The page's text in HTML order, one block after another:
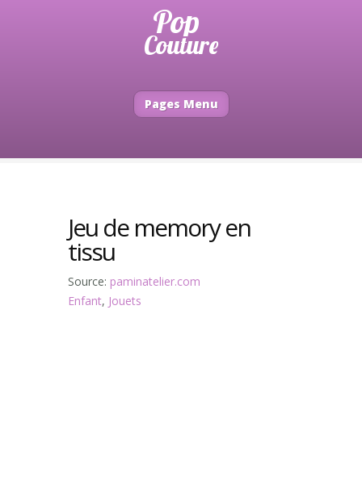
Pages Menu
Jeu de memory en
tissu
Source: paminatelier.com
Enfant, Jouets